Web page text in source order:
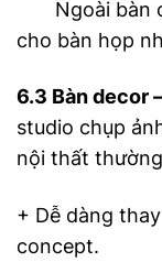
Ngoài bàn
cho bàn họp
6.3 Bàn decor
studio chụp
nội thất
+ Dễ dàng
concept.